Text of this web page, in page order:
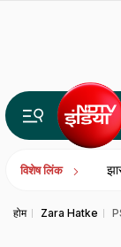
विशेष लिंक
होम Zara Hatke